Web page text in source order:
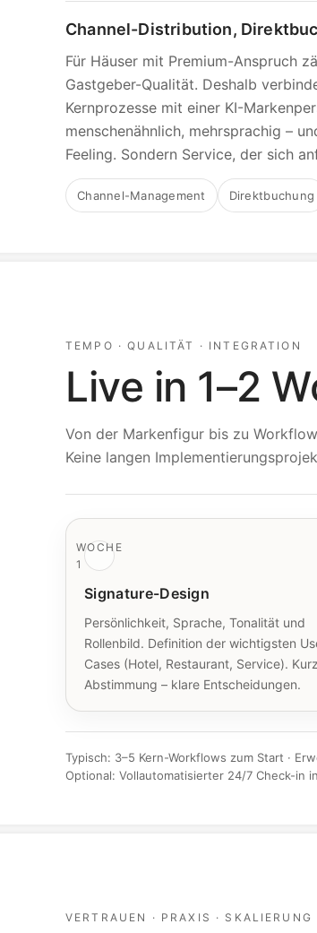
Channel-Distribution,
Für Häuser mit Premium-Anspruch
Gastgeber-Qualität. Deshalb
Kernprozesse mit einer KI-
menschenähnlich, mehrsprachig –
Feeling. Sondern Service, der sich
Channel-Management Direktbuchung
TEMPO · QUALITÄT · INTEGRATION
Live in 1–2
Von der Markenfigur bis zu
Keine langen
WOCHE
1
Signature-Design
Persönlichkeit, Sprache, Tonalität und
Rollenbild. Definition der wichtigsten
Cases (Hotel, Restaurant, Service).
Abstimmung – klare Entscheidungen.
Typisch: 3–5 Kern-Workflows zum Start ·
Optional: Vollautomatisierter 24/7 Check-in
VERTRAUEN · PRAXIS · SKALIERUNG